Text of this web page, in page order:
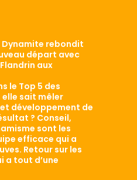
Dynamite rebondit
départ avec
aux
le Top 5 des
sait mêler
développement de
? Conseil,
sont les
efficace qui a
Retour sur les
a tout d’une